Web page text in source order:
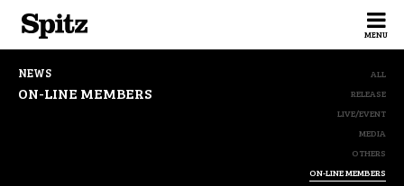
MENU
NEWS
ON-LINE MEMBERS
ALL
RELEASE
LIVE/EVENT
MEDIA
OTHERS
ON-LINE MEMBERS